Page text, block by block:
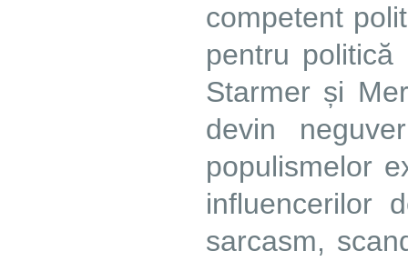
competent
pentru
Starmer și
devin
populismelor
influencerilor
sarcasm,